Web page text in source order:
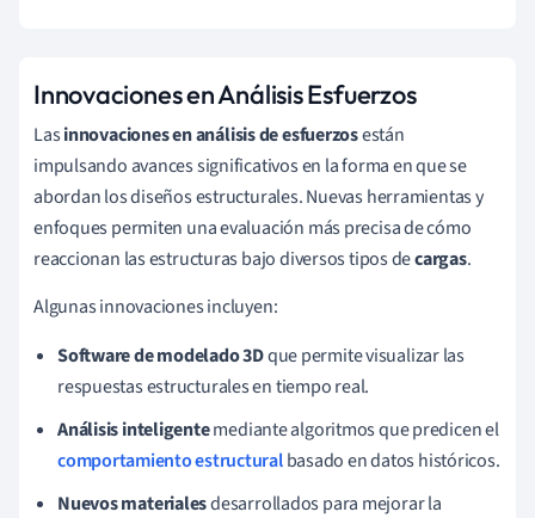
Innovaciones en Análisis Esfuerzos
Lasinnovaciones en análisis de esfuerzosestán
impulsando avances significativos en la forma en que se
abordan los diseños estructurales. Nuevas herramientas y
enfoques permiten una evaluación más precisa de cómo
reaccionan las estructuras bajo diversos tipos decargas.
Algunas innovaciones incluyen:
Software de modelado 3Dque permite visualizar las
respuestas estructurales en tiempo real.
Análisis inteligentemediante algoritmos que predicen el
comportamiento estructuralbasado en datos históricos.
Nuevos materialesdesarrollados para mejorar la